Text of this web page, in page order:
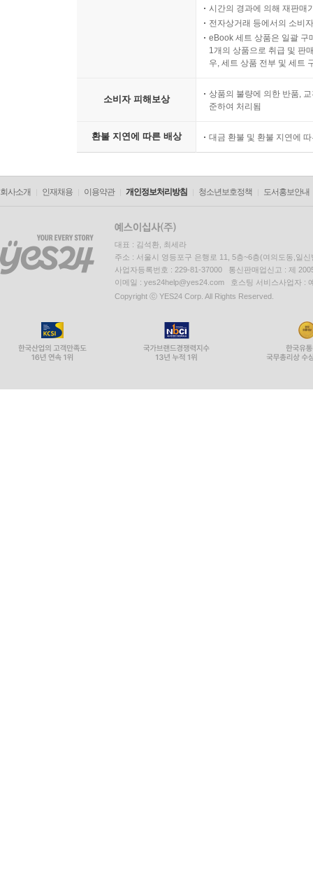
시간의 경과에 의해 재판매
전자상거래 등에서의 소비
eBook 세트 상품은 일괄 구
1개의 상품으로 취급 및 판
우, 세트 상품 전부 및 세트
소비자 피해보상
상품의 불량에 의한 반품,
준하여 처리됨
환불 지연에 따른 배상 대금 환불 및 환불 지연에
회사소개 인재채용 이용약관 개인정보처리방침 청소년보호정책 도서홍보안내
대표 : 김석환, 최세라
주소 : 서울시 영등포구 은행로 11, 5층~6층(여의도동,일신
사업자등록번호 : 229-81-37000 통신판매업신고 : 제
이메일 : yes24help@yes24.com 호스팅 서비스사업자 :
Copyright ⓒ YES24 Corp. All Rights Reserved.